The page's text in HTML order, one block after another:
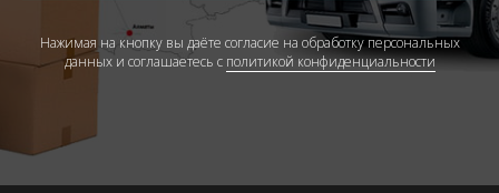
Нажимая на кнопку вы даёте согласие на обработку персональных
данных и соглашаетесь c политикой конфиденциальности